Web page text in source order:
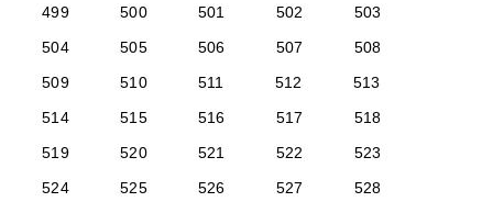
499
500 501 502
503
504
505 506 507
508
509
510 511 512
513
514
515 516 517
518
519
520 521 522
523
524
525 526 527
528